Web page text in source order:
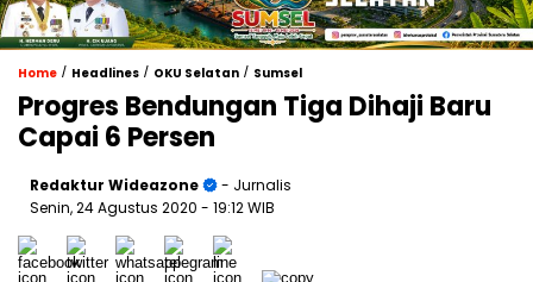
Home / Headlines / OKU Selatan / Sumsel
Progres Bendungan Tiga Dihaji Baru
Capai 6 Persen
Redaktur Wideazone
- Jurnalis
Senin, 24 Agustus 2020 - 19:12 WIB